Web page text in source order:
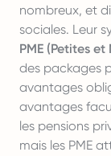
nombreux, et
sociales. Leur
PME (Petites et
des packages
avantages
avantages
les pensions
mais les PME